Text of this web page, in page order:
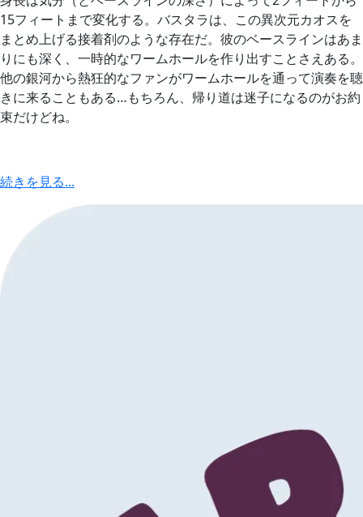
15フィートまで変化する。バスタラは、この異次元カオスを
まとめ上げる接着剤のような存在だ。彼のベースラインはあま
りにも深く、一時的なワームホールを作り出すことさえある。
他の銀河から熱狂的なファンがワームホールを通って演奏を聴
きに来ることもある…もちろん、帰り道は迷子になるのがお約
束だけどね。
続きを見る...